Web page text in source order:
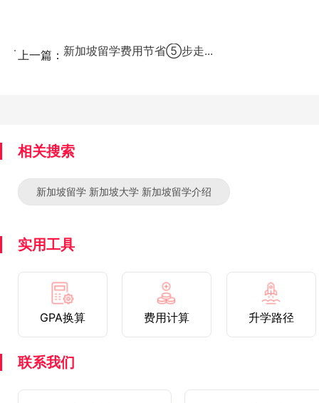
上一篇： 新加坡留学费用节省⑤步走...
相关搜索
新加坡留学 新加坡大学 新加坡留学介绍
实用工具
GPA换算 费用计算 升学路径
联系我们